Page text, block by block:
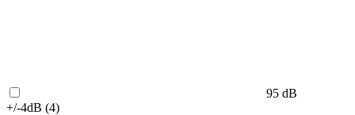
95 dB
+/-4dB (4)